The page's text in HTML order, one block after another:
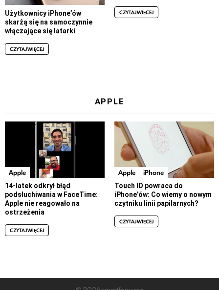
Użytkownicy iPhone’ów
skarżą się na samoczynnie
włączające się latarki
CZYTAJ WIĘCEJ
CZYTAJ WIĘCEJ
APPLE
Apple
14-latek odkrył błąd
podsłuchiwania w FaceTime:
Apple nie reagowało na
ostrzeżenia
CZYTAJ WIĘCEJ
Apple iPhone
Touch ID powraca do
iPhone’ów: Co wiemy o nowym
czytniku linii papilarnych?
CZYTAJ WIĘCEJ